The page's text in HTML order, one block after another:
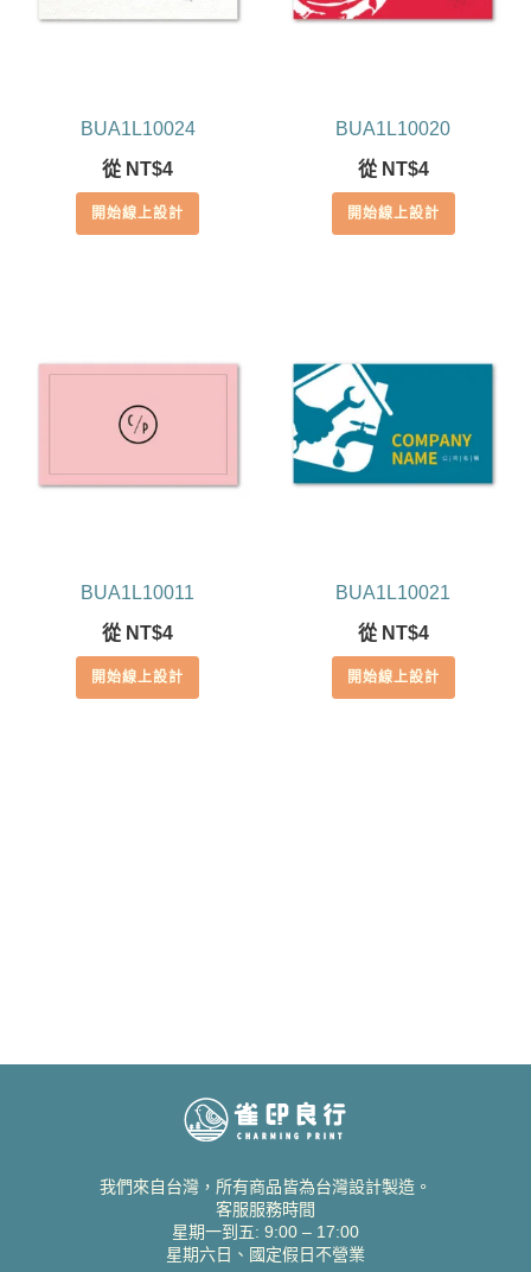
BUA1L10024
從 NT$4
開始線上設計
BUA1L10020
從 NT$4
開始線上設計
BUA1L10011
從 NT$4
開始線上設計
BUA1L10021
從 NT$4
開始線上設計
我們來自台灣，所有商品皆為台灣設計製造。
客服服務時間
星期一到五: 9:00 – 17:00
星期六日、國定假日不營業